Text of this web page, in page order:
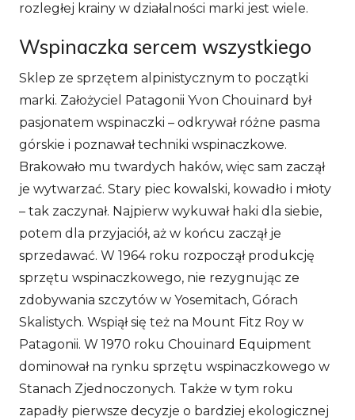
rozległej krainy w działalności marki jest wiele.
Wspinaczka sercem wszystkiego
Sklep ze sprzętem alpinistycznym to początki
marki. Założyciel Patagonii Yvon Chouinard był
pasjonatem wspinaczki – odkrywał różne pasma
górskie i poznawał techniki wspinaczkowe.
Brakowało mu twardych haków, więc sam zaczął
je wytwarzać. Stary piec kowalski, kowadło i młoty
– tak zaczynał. Najpierw wykuwał haki dla siebie,
potem dla przyjaciół, aż w końcu zaczął je
sprzedawać. W 1964 roku rozpoczął produkcję
sprzętu wspinaczkowego, nie rezygnując ze
zdobywania szczytów w Yosemitach, Górach
Skalistych. Wspiął się też na Mount Fitz Roy w
Patagonii. W 1970 roku Chouinard Equipment
dominował na rynku sprzętu wspinaczkowego w
Stanach Zjednoczonych. Także w tym roku
zapadły pierwsze decyzje o bardziej ekologicznej